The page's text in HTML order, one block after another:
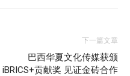
下一篇文章
巴西华夏文化传媒获颁
iBRICS+贡献奖 见证金砖合作